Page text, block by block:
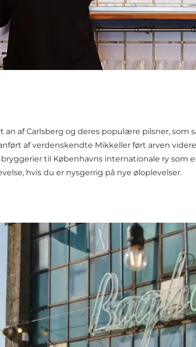
af Carlsberg og deres populære pilsner,
af verdenskendte Mikkeller ført arven
til Københavns internationale ry som
hvis du er nysgerrig på nye øloplevelser.